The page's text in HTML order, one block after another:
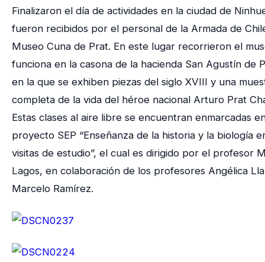
Finalizaron el día de actividades en la ciudad de
fueron recibidos por el personal de la Armada de
Museo Cuna de Prat. En este lugar recorrieron el
funciona en la casona de la hacienda San Agustín de
en la que se exhiben piezas del siglo XVIII y una
completa de la vida del héroe nacional Arturo Prat
Estas clases al aire libre se encuentran enmarcadas
proyecto SEP “Enseñanza de la historia y la biología
visitas de estudio”, el cual es dirigido por el profesor
Lagos, en colaboración de los profesores Angélica
Marcelo Ramírez.